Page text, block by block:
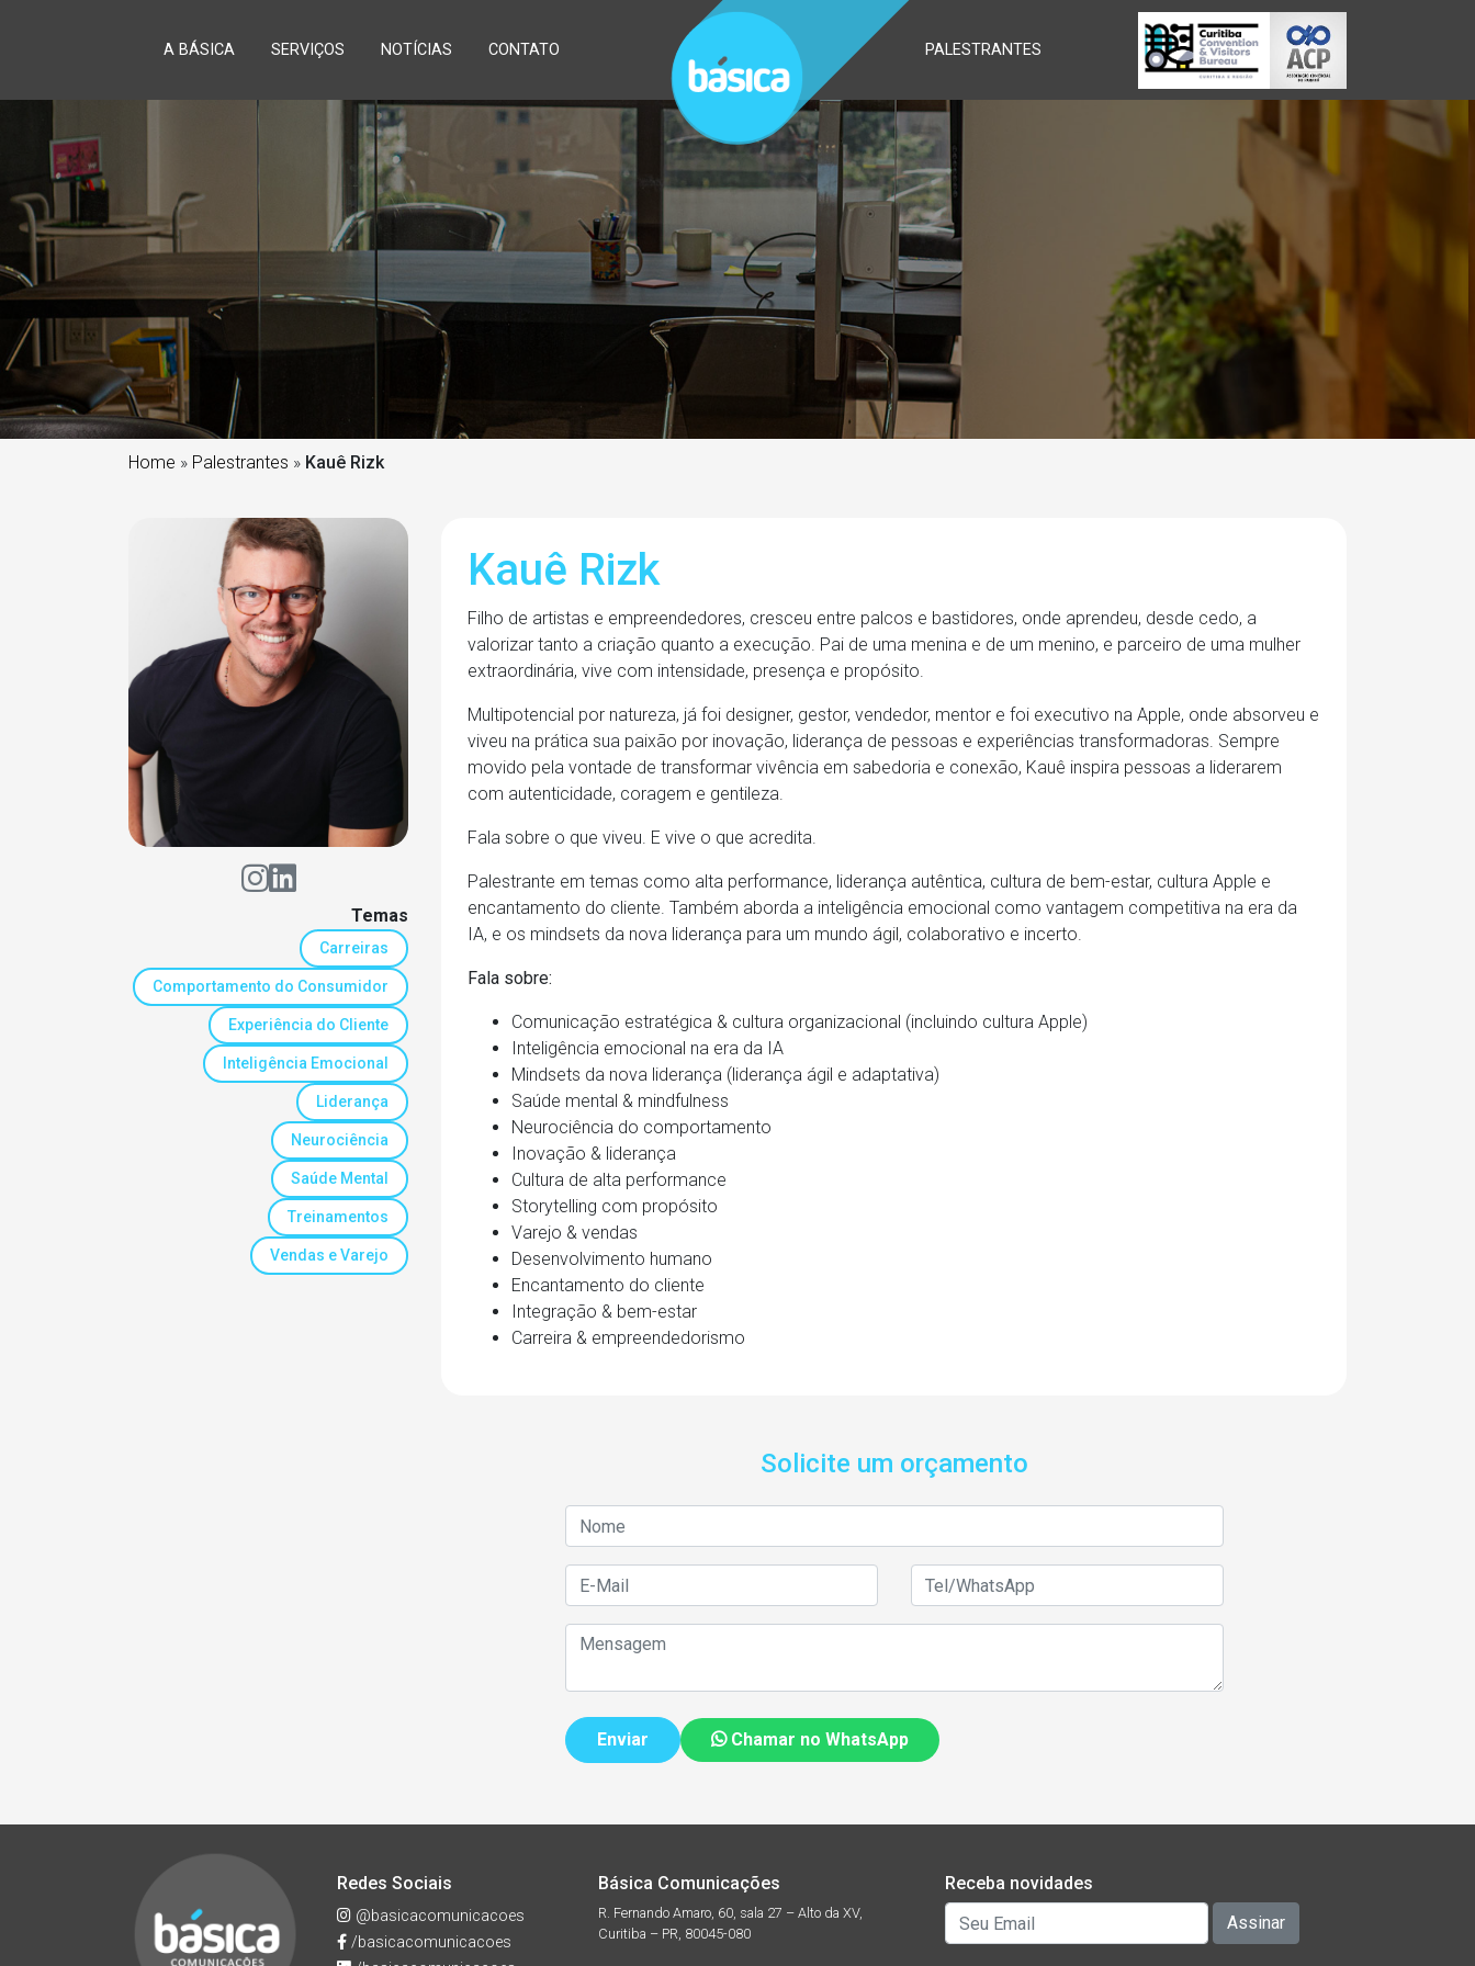
A BÁSICA SERVIÇOS NOTÍCIAS CONTATO PALESTRANTES
Home » Palestrantes » Kauê Rizk
Temas
Carreiras
Comportamento do Consumidor
Experiência do Cliente
Inteligência Emocional
Liderança
Neurociência
Saúde Mental
Treinamentos
Vendas e Varejo
Kauê Rizk
Filho de artistas e empreendedores, cresceu entre palcos e bastidores, onde aprendeu, desde cedo, a
valorizar tanto a criação quanto a execução. Pai de uma menina e de um menino, e parceiro de uma mulher
extraordinária, vive com intensidade, presença e propósito.
Multipotencial por natureza, já foi designer, gestor, vendedor, mentor e foi executivo na Apple, onde absorveu e
viveu na prática sua paixão por inovação, liderança de pessoas e experiências transformadoras. Sempre
movido pela vontade de transformar vivência em sabedoria e conexão, Kauê inspira pessoas a liderarem
com autenticidade, coragem e gentileza.
Fala sobre o que viveu. E vive o que acredita.
Palestrante em temas como alta performance, liderança autêntica, cultura de bem-estar, cultura Apple e
encantamento do cliente. Também aborda a inteligência emocional como vantagem competitiva na era da
IA, e os mindsets da nova liderança para um mundo ágil, colaborativo e incerto.
Fala sobre:
Comunicação estratégica & cultura organizacional (incluindo cultura Apple)
Inteligência emocional na era da IA
Mindsets da nova liderança (liderança ágil e adaptativa)
Saúde mental & mindfulness
Neurociência do comportamento
Inovação & liderança
Cultura de alta performance
Storytelling com propósito
Varejo & vendas
Desenvolvimento humano
Encantamento do cliente
Integração & bem-estar
Carreira & empreendedorismo
Solicite um orçamento
Chamar no WhatsApp
Redes Sociais
@basicacomunicacoes
/basicacomunicacoes
Básica Comunicações
R. Fernando Amaro, 60, sala 27 – Alto da XV,
Curitiba – PR, 80045-080
Receba novidades